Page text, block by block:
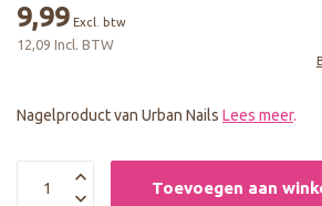
9,99 Excl. btw
12,09 Incl. BTW
Nagelproduct van Urban Nails Lees meer.
Toevoegen aan